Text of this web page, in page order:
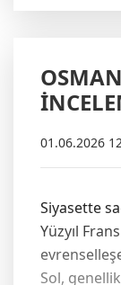
01.06.2026
Siyasette
Yüzyıl
Sol,